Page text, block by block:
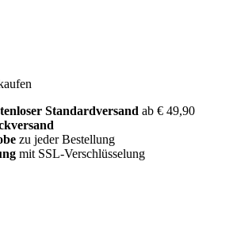
Standardversand ab € 49,90
zu jeder Bestellung
mit SSL-Verschlüsselung